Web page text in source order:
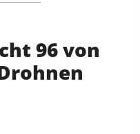
96 von